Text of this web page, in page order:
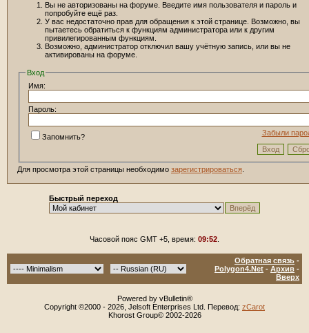
Вы не авторизованы на форуме. Введите имя пользователя и пароль и
попробуйте ещё раз.
У вас недостаточно прав для обращения к этой странице. Возможно, вы
пытаетесь обратиться к функциям администратора или к другим
привилегированным функциям.
Возможно, администратор отключил вашу учётную запись, или вы не
активированы на форуме.
Вход
Имя:
Пароль:
Забыли
Запомнить?
Для просмотра этой страницы необходимо зарегистрироваться
Быстрый переход
Часовой пояс GMT +5, время: 09:52
Обратная связь -
Polygon4.Net - Архив -
Вверх
Powered by vBulletin®
Copyright ©2000 - 2026, Jelsoft Enterprises Ltd. Перевод: zCarot
Khorost Group© 2002-2026